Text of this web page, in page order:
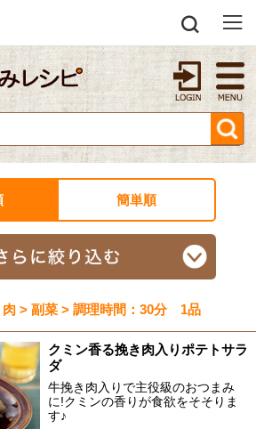
簡単順
肉 > 副菜 > 調理時間：30分 1品
クミン香る挽き肉入りポテトサラ
ダ
牛挽き肉入りで主役級のおつまみ
に!クミンの香りが食欲をそそりま
す♪